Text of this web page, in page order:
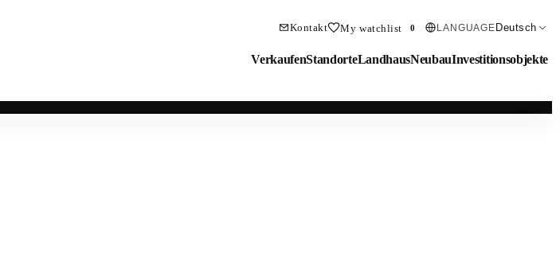
Kontakt My watchlist 0 LANGUAGE Deutsch
VerkaufenStandorteLandhausNeubauInvestitionsobjekte